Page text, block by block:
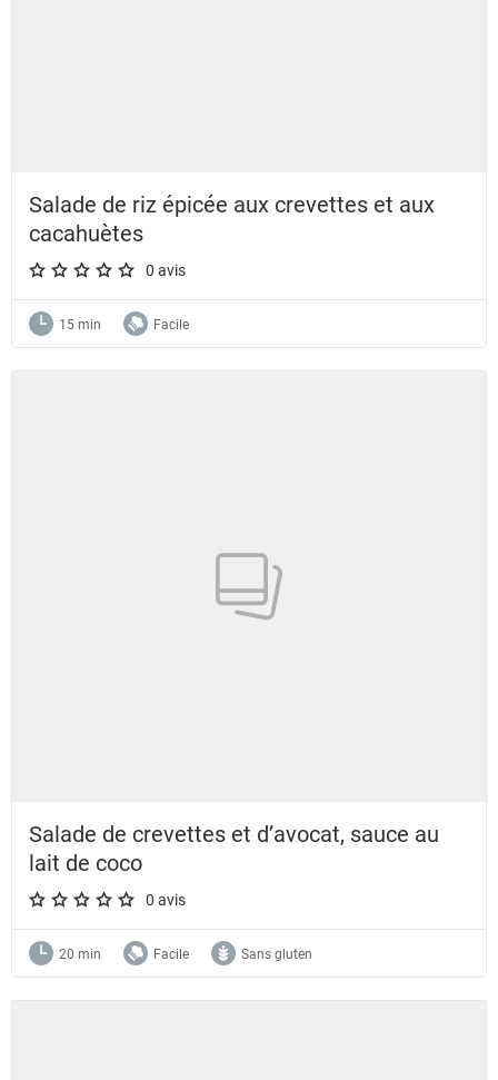
Salade de riz épicée aux crevettes et aux
cacahuètes
A star rating of 0 out of 5.
0 avis
15 min Facile
Salade de crevettes et d’avocat, sauce au
lait de coco
A star rating of 0 out of 5.
0 avis
20 min Facile Sans gluten